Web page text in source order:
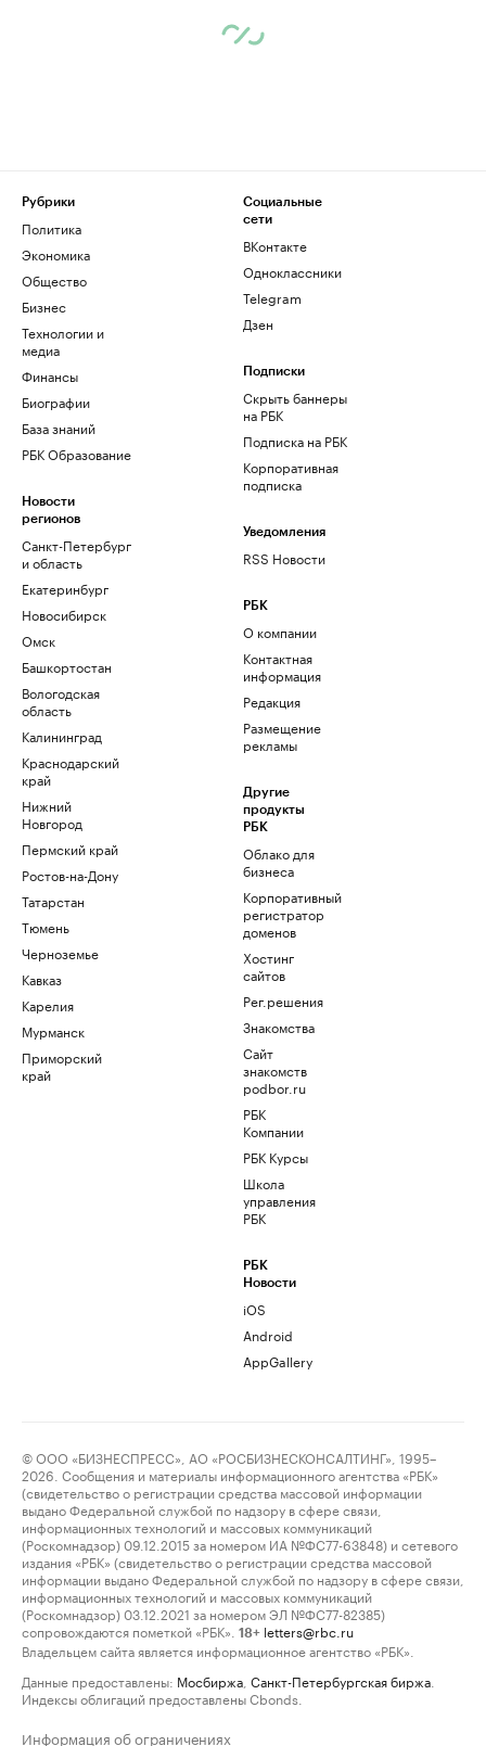
Рубрики
Политика
Экономика
Общество
Бизнес
Технологии и
медиа
Финансы
Биографии
База знаний
РБК Образование
Новости
регионов
Санкт-Петербург
и область
Екатеринбург
Новосибирск
Омск
Башкортостан
Вологодская
область
Калининград
Краснодарский
край
Нижний
Новгород
Пермский край
Ростов-на-Дону
Татарстан
Тюмень
Черноземье
Кавказ
Карелия
Мурманск
Приморский
край
Социальные
сети
ВКонтакте
Одноклассники
Telegram
Дзен
Подписки
Скрыть баннеры
на РБК
Подписка на РБК
Корпоративная
подписка
Уведомления
RSS Новости
РБК
О компании
Контактная
информация
Редакция
Размещение
рекламы
Другие
продукты
РБК
Облако для
бизнеса
Корпоративный
регистратор
доменов
Хостинг
сайтов
Рег.решения
Знакомства
Сайт
знакомств
podbor.ru
РБК
Компании
РБК Курсы
Школа
управления
РБК
РБК
Новости
iOS
Android
AppGallery
© ООО «БИЗНЕСПРЕСС», АО «РОСБИЗНЕСКОНСАЛТИНГ», 1995–
2026. Сообщения и материалы информационного агентства «РБК»
(свидетельство о регистрации средства массовой информации
выдано Федеральной службой по надзору в сфере связи,
информационных технологий и массовых коммуникаций
(Роскомнадзор) 09.12.2015 за номером ИА №ФС77-63848) и сетевого
издания «РБК» (свидетельство о регистрации средства массовой
информации выдано Федеральной службой по надзору в сфере связи,
информационных технологий и массовых коммуникаций
(Роскомнадзор) 03.12.2021 за номером ЭЛ №ФС77-82385)
сопровождаются пометкой «РБК».
18+ letters@rbc.ru
Владельцем сайта является информационное агентство «РБК».
Данные предоставлены: Мосбиржа Санкт-Петербургская биржа
Индексы облигаций предоставлены Cbonds.
Информация об ограничениях